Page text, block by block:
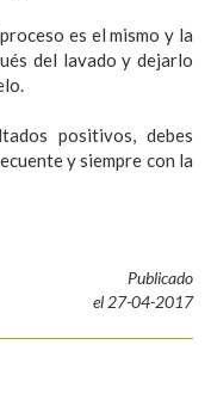
es el mismo y la
del lavado y dejarlo
positivos, debes
y siempre con la
Publicado
el 27-04-2017